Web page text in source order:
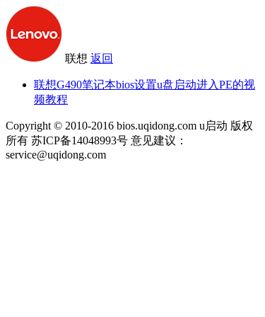
联想 返回
联想G490笔记本bios设置u盘启动进入PE的视
频教程
Copyright © 2010-2016 bios.uqidong.com u启动 版权
所有 苏ICP备14048993号 意见建议：
service@uqidong.com